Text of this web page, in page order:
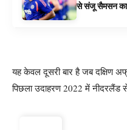
से संजू सैमसन का
यह केवल दूसरी बार है जब दक्षिण
पिछला उदाहरण 2022 में नीदरलैंड